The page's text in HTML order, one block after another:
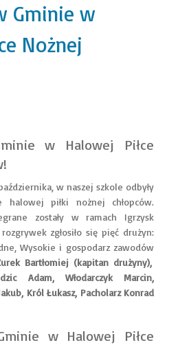
Gminie w
Nożnej
w Halowej Piłce
w naszej szkole odbyły
piłki nożnej chłopców.
zostały w ramach Igrzysk
zgłosiło się pięć drużyn:
Wysokie i gospodarz zawodów
Bartłomiej (kapitan drużyny),
Adam, Włodarczyk Marcin,
Król Łukasz, Pacholarz Konrad
w Halowej Piłce